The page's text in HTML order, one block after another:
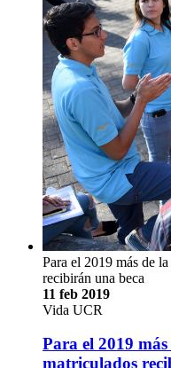
Para el 2019 más de
recibirán una beca
11 feb 2019
Vida UCR
Para el 2019
matriculados